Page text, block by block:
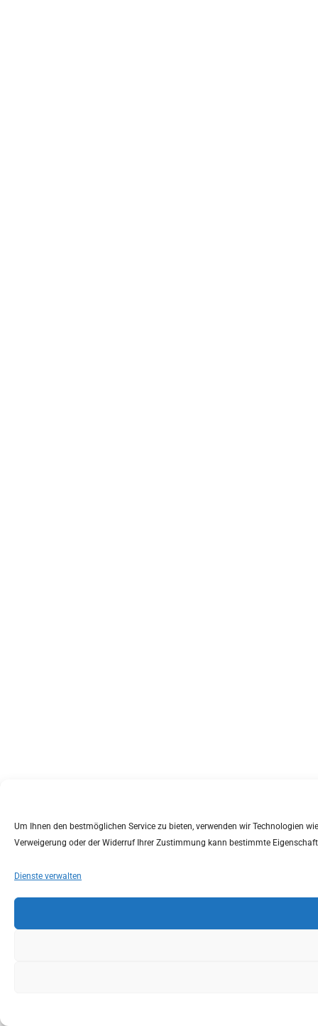
Um Ihnen den bestmöglichen Service zu bieten, verwenden wir Technologien
Verweigerung oder der Widerruf Ihrer Zustimmung kann bestimmte
Dienste verwalten